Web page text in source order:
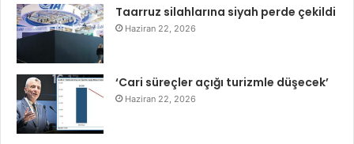
Taarruz silahlarına siyah perde çekildi
Haziran 22, 2026
‘Cari süreçler açığı turizmle düşecek’
Haziran 22, 2026